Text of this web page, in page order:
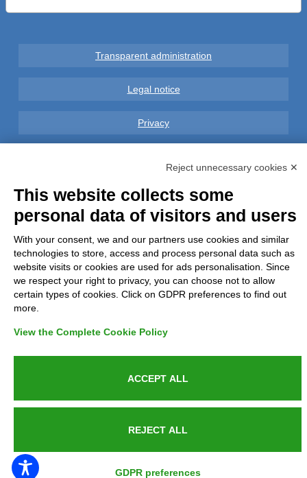
PUBLIC SERVICE ANNOUNCEMENT
Transparent administration
Legal notice
Privacy
Complaints
Refunds and Indemnities
Contacts
Azienda certificata UNI EN ISO 9001:2015
P.IVA 05538100727 - C.so Italia n.8 70123, BARI
Reject unnecessary cookies ✕
This website collects some
personal data of visitors and users
With your consent, we and our partners use cookies and similar
technologies to store, access and process personal data such as
website visits or cookies are used for ads personalisation. Since
we respect your right to privacy, you can choose not to allow
certain types of cookies. Click on GDPR preferences to find out
more.
View the Complete Cookie Policy
ACCEPT ALL
REJECT ALL
GDPR preferences